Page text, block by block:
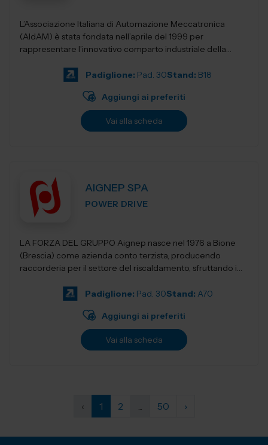
L’Associazione Italiana di Automazione Meccatronica
(AIdAM) è stata fondata nell’aprile del 1999 per
rappresentare l’innovativo comparto industriale della
Padiglione: Pad. 30Stand: B18
Aggiungi ai preferiti
Vai alla scheda
AIGNEP SPA
POWER DRIVE
LA FORZA DEL GRUPPO Aignep nasce nel 1976 a Bione
(Brescia) come azienda conto terzista, producendo
raccorderia per il settore del riscaldamento, sfruttando i
Padiglione: Pad. 30Stand: A70
Aggiungi ai preferiti
Vai alla scheda
‹ 1 2 ... 50 ›